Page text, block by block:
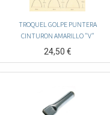
TROQUEL GOLPE PUNTERA
CINTURON AMARILLO "V"
24,50€